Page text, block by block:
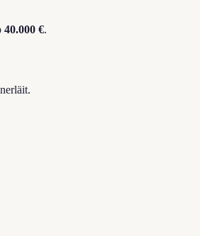
40.000 €.